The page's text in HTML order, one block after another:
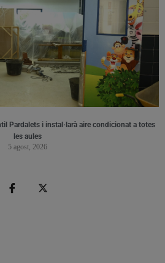
Pardalets i instal·larà aire condicionat a totes
les aules
5 agost, 2026